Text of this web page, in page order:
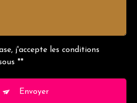
j'accepte les conditions
**
Envoyer